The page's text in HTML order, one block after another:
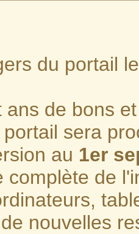
du portail
ans de bons
sera
au 1er
complète de
nouvelles